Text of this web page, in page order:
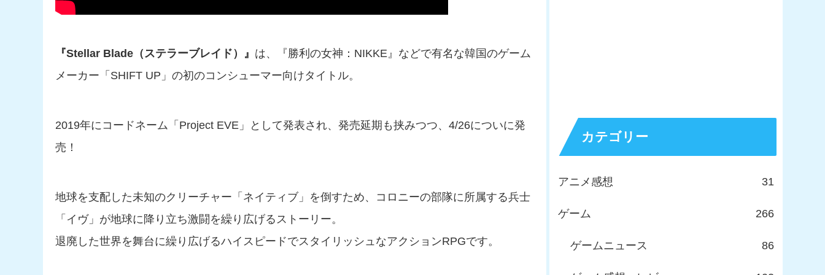
『Stellar Blade（ステラーブレイド）』 は、『勝利の女神：NIKKE』などで有名な韓国のゲーム
メーカー「SHIFT UP」の初のコンシューマー向けタイトル。
2019年にコードネーム「Project EVE」として発表され、発売延期も挟みつつ、4/26についに発
売！
地球を支配した未知のクリーチャー「ネイティブ」を倒すため、コロニーの部隊に所属する兵士
「イヴ」が地球に降り立ち激闘を繰り広げるストーリー。
退廃した世界を舞台に繰り広げるハイスピードでスタイリッシュなアクションRPGです。
カテゴリー
アニメ感想 31
ゲーム 266
ゲームニュース 86